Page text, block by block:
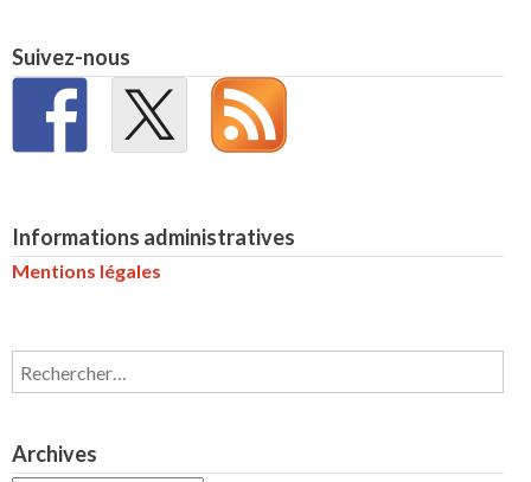
Suivez-nous
Informations administratives
Mentions légales
Rechercher :
Archives